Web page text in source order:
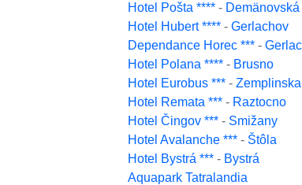
Hotel Pošta **** -
Hotel Hubert **** - Gerlachov
Dependance Horec *** -
Hotel Polana **** - Brusno
Hotel Eurobus *** -
Hotel Remata *** - Raztocno
Hotel Čingov *** - Smižany
Hotel Avalanche *** - Štôla
Hotel Bystrá *** - Bystrá
Aquapark Tatralandia